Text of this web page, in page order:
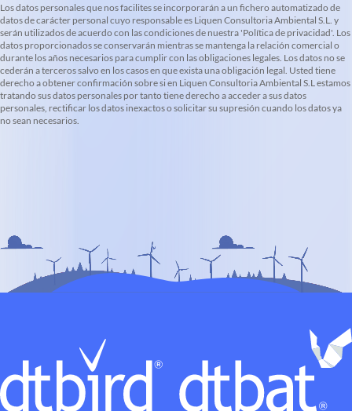
Los datos personales que nos facilites se incorporarán a un fichero automatizado de
datos de carácter personal cuyo responsable es Liquen Consultoria Ambiental S.L. y
serán utilizados de acuerdo con las condiciones de nuestra 'Política de privacidad'. Los
datos proporcionados se conservarán mientras se mantenga la relación comercial o
durante los años necesarios para cumplir con las obligaciones legales. Los datos no se
cederán a terceros salvo en los casos en que exista una obligación legal. Usted tiene
derecho a obtener confirmación sobre si en Liquen Consultoria Ambiental S.L estamos
tratando sus datos personales por tanto tiene derecho a acceder a sus datos
personales, rectificar los datos inexactos o solicitar su supresión cuando los datos ya
no sean necesarios.